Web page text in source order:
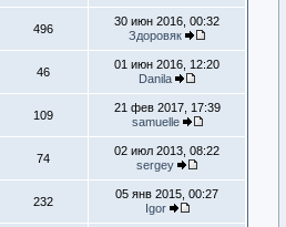
496
30 июн 2016, 00:32
Здоровяк
46
01 июн 2016, 12:20
Danila
109
21 фев 2017, 17:39
samuelle
74
02 июл 2013, 08:22
sergey
232
05 янв 2015, 00:27
Igor